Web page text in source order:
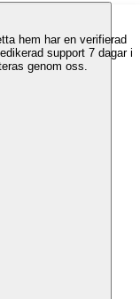
hem har en verifierad
support 7 dagar i
genom oss.